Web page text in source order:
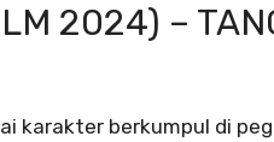
2024) –
karakter berkumpul di